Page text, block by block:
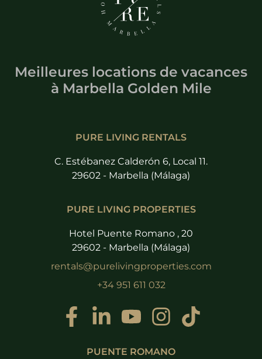
Meilleures locations de vacances
à Marbella Golden Mile
PURE LIVING RENTALS
C. Estébanez Calderón 6, Local 11.
29602 - Marbella (Málaga)
PURE LIVING PROPERTIES
Hotel Puente Romano , 20
29602 - Marbella (Málaga)
rentals@purelivingproperties.com
+34 951 611 032
PUENTE ROMANO